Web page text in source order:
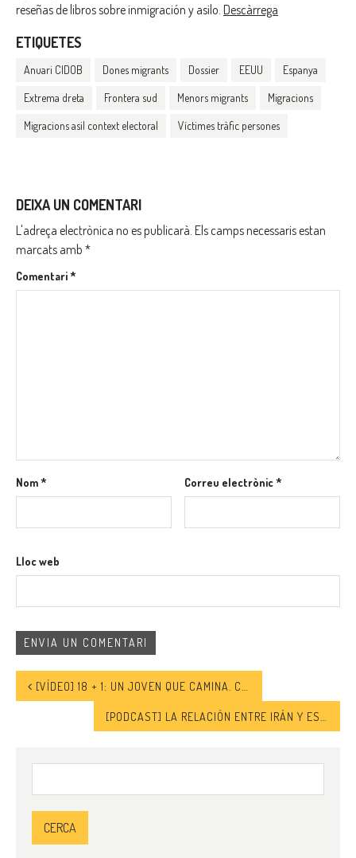
reseñas de libros sobre inmigración y asilo. Descàrrega
ETIQUETES
Anuari CIDOB Dones migrants Dossier EEUU Espanya
Extrema dreta Frontera sud Menors migrants Migracions
Migracions asil context electoral Víctimes tràfic persones
DEIXA UN COMENTARI
L'adreça electrònica no es publicarà. Els camps necessaris estan
marcats amb *
Comentari*
Nom* Correu electrònic*
Lloc web
[VÍDEO] 18 + 1: UN JOVEN QUE CAMINA. CAPÍTOL 1: MARROC